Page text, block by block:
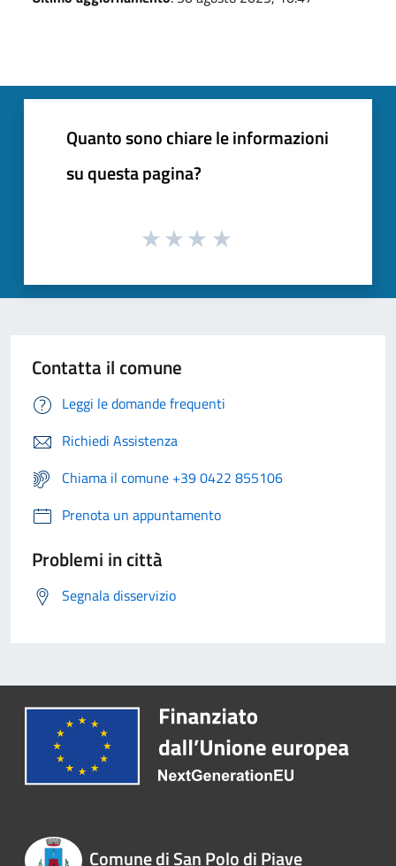
Quanto sono chiare le informazioni
su questa pagina?
Contatta il comune
Leggi le domande frequenti
Richiedi Assistenza
Chiama il comune +39 0422 855106
Prenota un appuntamento
Problemi in città
Segnala disservizio
Comune di San Polo di Piave